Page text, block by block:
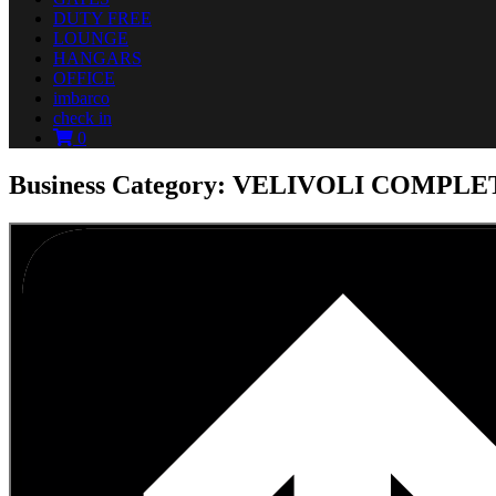
DUTY FREE
LOUNGE
HANGARS
OFFICE
imbarco
check in
0
Business Category: VELIVOLI